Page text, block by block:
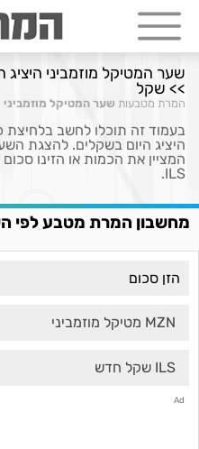
שער המטיקל מוזמביני היציג
>> שקל
המרת מטבעות שער המטיקל מוזמביני
בעמוד זה תוכלו לחשב בלחיצת
ILS.
מחשבון המרת מטבע לפי
MZN מטיקל מוזמביני
ILS שקל חדש
Ad